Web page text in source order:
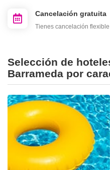
Cancelación gratuita
Tienes cancelación
Selección de
Barrameda por